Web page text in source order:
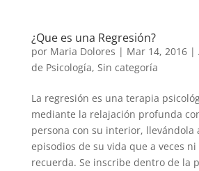
¿Que es una Regresión?
por Maria Dolores | Mar 14, 2016|
de Psicología, Sin categoría
La regresión es una terapia
mediante la relajación profunda
persona con su interior, llevándola
episodios de su vida que a veces
recuerda. Se inscribe dentro de la